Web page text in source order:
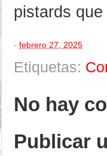
pistards
- febrero 27, 2025
Etiquetas:
No hay
Publicar